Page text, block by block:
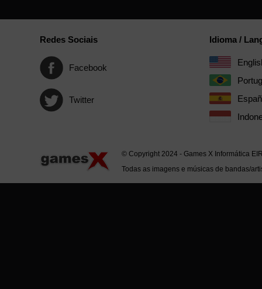
Redes Sociais
Facebook
Twitter
Idioma /
© Copyright 2024 - Games X Informática
Todas as imagens e músicas de bandas/